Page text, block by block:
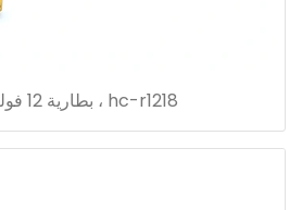
hc-r1218 ، بطارية 12 فولت 18ah